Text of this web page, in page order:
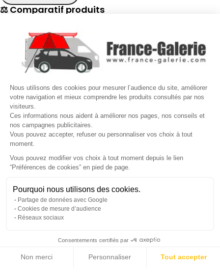
Nous utilisons des cookies pour mesurer l’audience du site, améliorer
votre navigation et mieux comprendre les produits consultés par nos
visiteurs.
Ces informations nous aident à améliorer nos pages, nos conseils et
nos campagnes publicitaires.
Vous pouvez accepter, refuser ou personnaliser vos choix à tout
moment.
Vous pouvez modifier vos choix à tout moment depuis le lien
“Préférences de cookies” en pied de page.
Pourquoi nous utilisons des cookies.
Partage de données avec Google
Cookies de mesure d’audience
Réseaux sociaux
Consentements certifiés par
Non merci Personnaliser Tout accepter
Gérer mes cookies
Une question ? Nous sommes là pour vous accompagner
Non, merci
⚖ Comparatif produits
📋 Fiche technique
Demander un rappel
Nos conseillers vous rappellent duLundi au Vendredide8h30 à
17h30.
Nom* Prénom*
Téléphone
Créneau
Annuler Envoyer